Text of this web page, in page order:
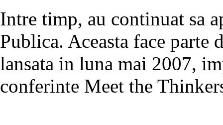
Intre timp, au continuat sa
Publica. Aceasta face
lansata in luna mai 2007,
conferinte Meet the